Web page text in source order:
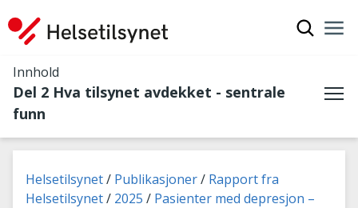
Innhold
Del 2 Hva tilsynet avdekket - sentrale
funn
Du er her:
Helsetilsynet Publikasjoner
Rapport fra
Helsetilsynet
2025
Pasienter med depresjon –